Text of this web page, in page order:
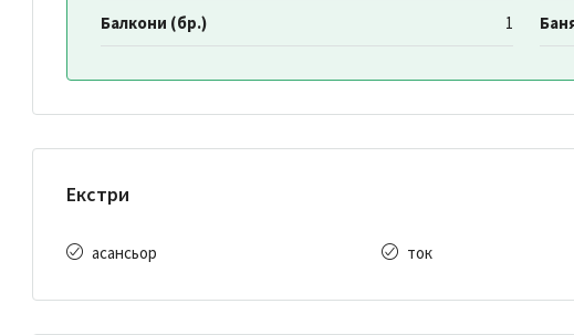
Балкони (бр.) 1
Екстри
асансьор ток